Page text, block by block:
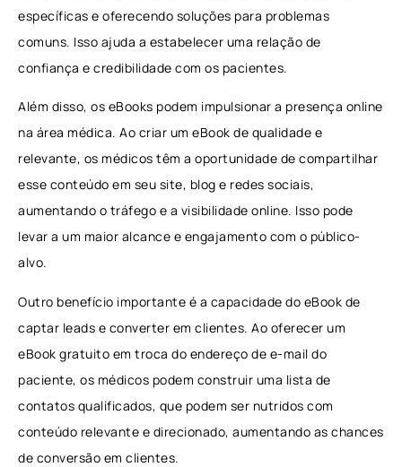
específicas e oferecendo soluções para problemas
comuns. Isso ajuda a estabelecer uma relação de
confiança e credibilidade com os pacientes.
Além disso, os eBooks podem impulsionar a presença online
na área médica. Ao criar um eBook de qualidade e
relevante, os médicos têm a oportunidade de compartilhar
esse conteúdo em seu site, blog e redes sociais,
aumentando o tráfego e a visibilidade online. Isso pode
levar a um maior alcance e engajamento com o público-
alvo.
Outro benefício importante é a capacidade do eBook de
captar leads e converter em clientes. Ao oferecer um
eBook gratuito em troca do endereço de e-mail do
paciente, os médicos podem construir uma lista de
contatos qualificados, que podem ser nutridos com
conteúdo relevante e direcionado, aumentando as chances
de conversão em clientes.